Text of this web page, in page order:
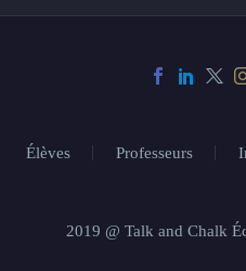
Élèves Professeurs
2019 @ Talk and Chalk